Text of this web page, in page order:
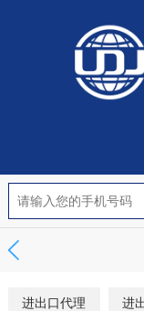
进出口代理 进